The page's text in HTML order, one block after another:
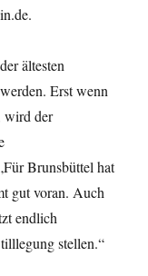
ältesten
Erst wenn
wird der
Für Brunsbüttel hat
gut voran. Auch
endlich
stellen.“